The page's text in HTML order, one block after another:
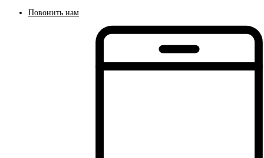
Повонить нам